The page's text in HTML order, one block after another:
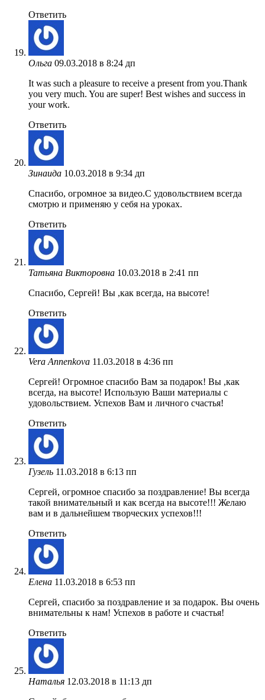
Ответить
Ольга 09.03.2018 в 8:24 дп
It was such a pleasure to receive a present from you.Thank
you very much. You are super! Best wishes and success in
your work.
Ответить
Зинаида 10.03.2018 в 9:34 дп
Спасибо, огромное за видео.С удовольствием всегда
смотрю и применяю у себя на уроках.
Ответить
Татьяна Викторовна 10.03.2018 в 2:41 пп
Спасибо, Сергей! Вы ,как всегда, на высоте!
Ответить
Vera Annenkova 11.03.2018 в 4:36 пп
Сергей! Огромное спасибо Вам за подарок! Вы ,как
всегда, на высоте! Использую Ваши материалы с
удовольствием. Успехов Вам и личного счастья!
Ответить
Гузель 11.03.2018 в 6:13 пп
Сергей, огромное спасибо за поздравление! Вы всегда
такой внимательный и как всегда на высоте!!! Желаю
вам и в дальнейшем творческих успехов!!!
Ответить
Елена 11.03.2018 в 6:53 пп
Сергей, спасибо за поздравление и за подарок. Вы очень
внимательны к нам! Успехов в работе и счастья!
Ответить
Наталья 12.03.2018 в 11:13 дп